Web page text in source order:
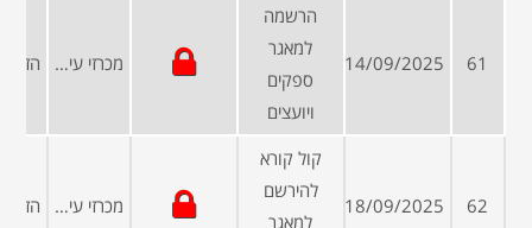
61
14/09/2025
הרשמה
למאגר
ספקים
ויועצים
מכרזי עיריות ומועצות
62
18/09/2025
קול קורא
להירשם
למאגר
מכרזי עיריות ומועצות